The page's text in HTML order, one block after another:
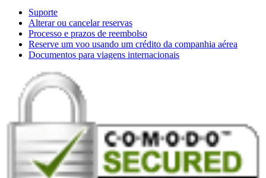
Suporte
Alterar ou cancelar reservas
Processo e prazos de reembolso
Reserve um voo usando um crédito da companhia aérea
Documentos para viagens internacionais